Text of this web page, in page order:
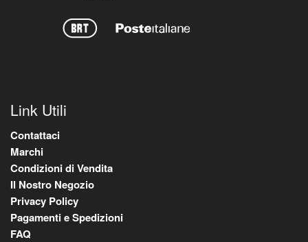
Link Utili
Contattaci
Marchi
Condizioni di Vendita
Il Nostro Negozio
Privacy Policy
Pagamenti e Spedizioni
FAQ